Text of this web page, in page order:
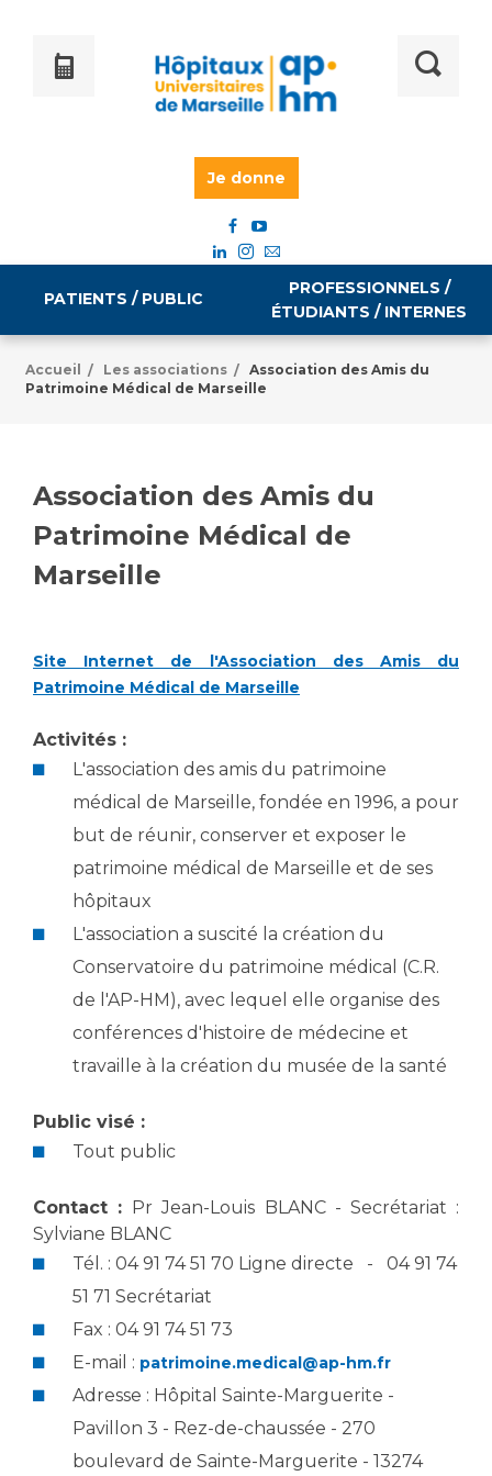
Je donne
PATIENTS / PUBLIC
Tarifs
Vous accompagnez, vous rendez visite à un patient
Vous allez être hospitalisé(e)
Vous avez un examen d'imagerie ou de radiologie
Vous venez en consultation
myaphm, votre espace santé en ligne
Infos COVID-19
Vivre ensemble à l'hôpital
Culture à l'hôpital
Laïcité et cultes
Les associations
Livret d'accueil
Salon des familles
Transports sanitaires
Vos droits, vos devoirs
Handicap
Handi 13
Pôle Médecine Physique et Réadaptation
Accueil sourds et malentendants
Charte Romain Jacob
Mouvement Parcours Handicap 13
Activité physique
PROFESSIONNELS /
ÉTUDIANTS / INTERNES
Emploi / formation
Emplois paramédicaux
Emplois administratifs
Étudiants hospitaliers
Emplois techniques et médico-techniques
Emplois divers
Emplois socio-éducatifs
Chercheurs
La recherche clinique à l'AP-HM
Les structures de recherche
Écoles et Instituts de Formation
Plateforme des internes
Professionnels de santé
Adresser un patient
Réseaux de soins
Adresser un examen au Laboratoire de Biologie
Médicale
Radiologie / Imagerie
Accueil / Les associations /
Association des Amis du
Patrimoine Médical de Marseille
Association des Amis du
Patrimoine Médical de
Marseille
Site Internet de l'Association des Amis du
Patrimoine Médical de Marseille
Activités :
L'association des amis du patrimoine
médical de Marseille, fondée en 1996, a pour
but de réunir, conserver et exposer le
patrimoine médical de Marseille et de ses
hôpitaux
L'association a suscité la création du
Conservatoire du patrimoine médical (C.R.
de l'AP-HM), avec lequel elle organise des
conférences d'histoire de médecine et
travaille à la création du musée de la santé
Public visé :
Tout public
Contact : Pr Jean-Louis BLANC - Secrétariat :
Sylviane BLANC
Tél. : 04 91 74 51 70 Ligne directe - 04 91 74
51 71 Secrétariat
Fax : 04 91 74 51 73
E-mail : patrimoine.medical@ap-hm.fr
Adresse : Hôpital Sainte-Marguerite -
Pavillon 3 - Rez-de-chaussée - 270
boulevard de Sainte-Marguerite - 13274